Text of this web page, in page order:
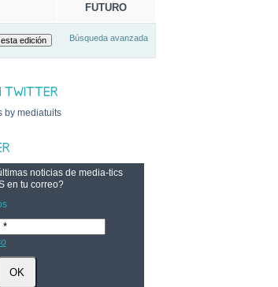
FUTURO
Búsqueda avanzada
by mediatuits
noticias de media-tics
en tu correo?